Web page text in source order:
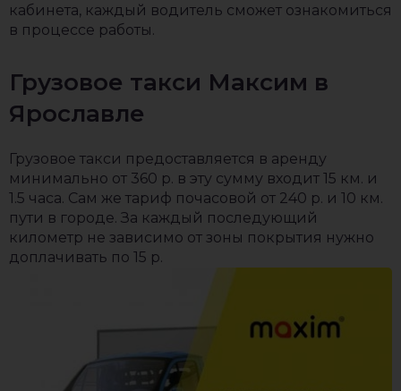
кабинета, каждый водитель сможет ознакомиться
в процессе работы.
Грузовое такси Максим в
Ярославле
Грузовое такси предоставляется в аренду
минимально от 360 р. в эту сумму входит 15 км. и
1.5 часа. Сам же тариф почасовой от 240 р. и 10 км.
пути в городе. За каждый последующий
километр не зависимо от зоны покрытия нужно
доплачивать по 15 р.